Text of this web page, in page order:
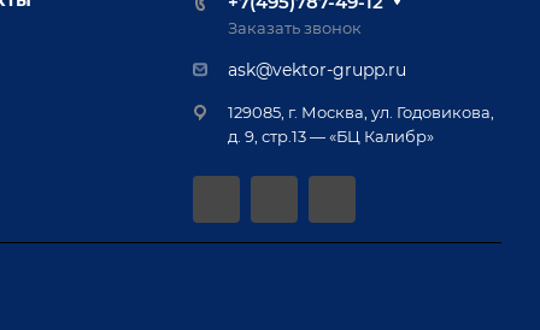
Заказать звонок
ask@vektor-grupp.ru
129085, г. Москва, ул. Годовикова,
д. 9, стр.13 — «БЦ Калибр»